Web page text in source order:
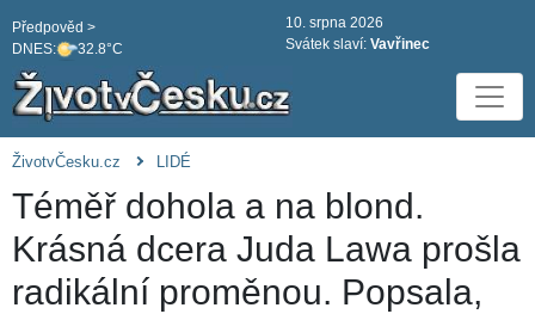
DNES: 32.8°C
Předpověd >
10. srpna 2026
Svátek slaví: Vavřinec
ŽivotvČesku.cz LIDÉ
Téměř dohola a na blond.
Krásná dcera Juda Lawa prošla
radikální proměnou. Popsala,